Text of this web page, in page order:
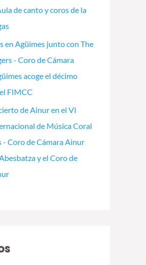
de canto y coros de la
en Agüimes junto con The
- Coro de Cámara
acoge el décimo
FIMCC
de Ainur en el VI
de Música Coral
- Coro de Cámara Ainur
y el Coro de